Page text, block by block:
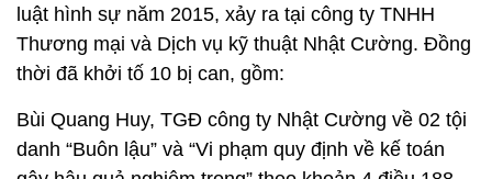
luật hình sự năm 2015, xảy ra tại công ty TNHH
Thương mại và Dịch vụ kỹ thuật Nhật Cường. Đồng
thời đã khởi tố 10 bị can, gồm:
Bùi Quang Huy, TGĐ công ty Nhật Cường về 02 tội
danh “Buôn lậu” và “Vi phạm quy định về kế toán